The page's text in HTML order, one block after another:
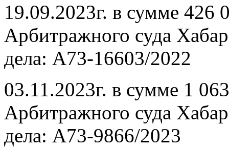
19.09.2023г. в сумме 426
Арбитражного суда
дела: А73-16603/2022
03.11.2023г. в сумме 1
Арбитражного суда
дела: А73-9866/2023